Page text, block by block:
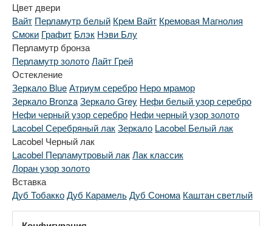
Цвет двери
Вайт Перламутр белый Крем Вайт Кремовая Магнолия
Смоки Графит Блэк Нэви Блу
Перламутр бронза
Перламутр золотоЛайт Грей
Остекление
Зеркало BlueАтриум серебро Неро мрамор
Зеркало BronzaЗеркало Grey Нефи белый узор серебро
Нефи черный узор серебро Нефи черный узор золото
Lacobel Серебряный лакЗеркало Lacobel Белый лак
Lacobel Черный лак
Lacobel Перламутровый лакЛак классик
Лоран узор золото
Вставка
Дуб ТобаккоДуб КарамельДуб Сонома Каштан светлый